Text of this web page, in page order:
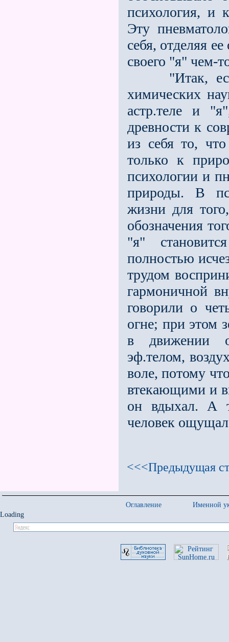
психология, и
Эту
себя, отделяя
своего "я" чем-
"Итак, если
химических
астр.теле и
древности к
из себя то,
только к
психологии и
природы. В
жизни для
обозначения
"я"
полностью
трудом
гармоничной
говорили о
огне; при этом
в движении
эф.телом,
воле, потому
втекающими и
он вдыхал. А
человек
<<<Предыдущая
Оглавление
Именной
Loading